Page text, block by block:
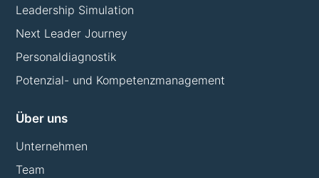
Leadership Simulation
Next Leader Journey
Personaldiagnostik
Potenzial- und Kompetenzmanagement
Über uns
Unternehmen
Team